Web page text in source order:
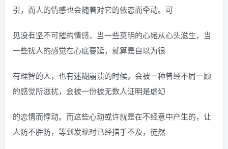
引，而人的情感也会随着对它的依恋而牵动。可
见没有坚不可摧的情感，当一些莫明的心绪从心头滋生，当
一些扰人的感觉在心底蔓延，就算是自以为很
有理智的人，也有迷糊崩溃的时候，会被一种曾经不屑一顾
的感觉所滋扰，会被一份被无数人证明是虚幻
的恋情而悸动。而这些心动或许就是在不经意中产生的，让
人防不胜防，等到发现时已经措手不及，徒然